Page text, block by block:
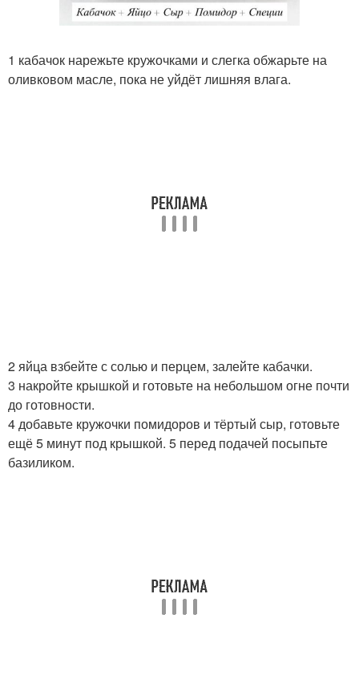
1 кабачок нарежьте кружочками и слегка обжарьте на
оливковом масле, пока не уйдёт лишняя влага.
2 яйца взбейте с солью и перцем, залейте кабачки.
3 накройте крышкой и готовьте на небольшом огне почти
до готовности.
4 добавьте кружочки помидоров и тёртый сыр, готовьте
ещё 5 минут под крышкой. 5 перед подачей посыпьте
базиликом.